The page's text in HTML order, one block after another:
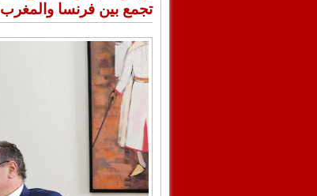
تجمع بين فرنسا والمغرب